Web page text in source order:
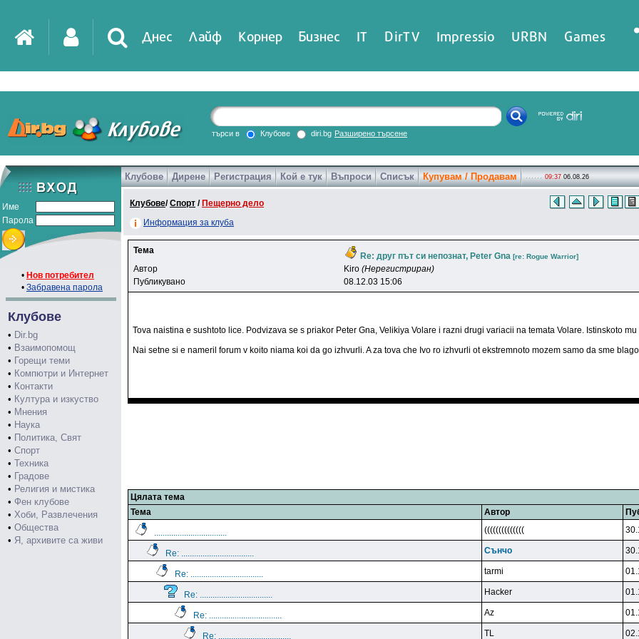
Днес Лайф Корнер Бизнес IT DirTV Impressio URBN Games
търси в Клубове diri.bg Разширено търсене
Име
Парола
• Нов потребител
• Забравена парола
Клубове
• Dir.bg
• Взаимопомощ
• Горещи теми
• Компютри и Интернет
• Контакти
• Култура и изкуство
• Мнения
• Наука
• Политика, Свят
• Спорт
• Техника
• Градове
• Религия и мистика
• Фен клубове
• Хоби, Развлечения
• Общества
• Я, архивите са живи
Клубове Дирене Регистрация Кой е тук Въпроси Списък Купувам / Продавам 09:37 06.08.26
Клубове/Спорт / Пещерно дело
Информация за клуба
Тема
Re: друг път си непознат, Peter Gna [re: Rogue Warrior]
Автор Kiro (Нерегистриран)
Публикувано
08.12.03 15:06
Tova naistina e sushtoto lice. Podvizava se s priakor Peter Gna, Velikiya Volare i razni drugi variacii na temata Volare. Istinskoto mu
Nai setne si e nameril forum v koito niama koi da go izhvurli. A za tova che Ivo ro izhvurli ot ekstremnoto mozem samo da sme
Цялата тема
Тема
Автор
.................................. ((((((((((((((
Re: .................................. Cънчo
Re: .................................. tarmi
Re: .................................. Hacker
Re: .................................. Az
Re: .................................. TL